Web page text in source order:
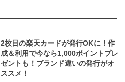
2枚目の楽天カードが発行OKに！作
成＆利用で今なら1,000ポイントプレ
ゼントも！ブランド違いの発行がオ
ススメ！